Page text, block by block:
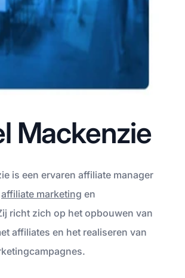
Mackenzie
is een ervaren affiliate manager
affiliate marketing en
richt zich op het opbouwen van
affiliates en het realiseren van